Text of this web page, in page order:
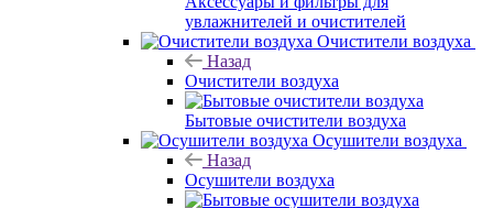
увлажнителей и очистителей
Очистители воздуха
Назад
Очистители воздуха
Бытовые очистители воздуха
Осушители воздуха
Назад
Осушители воздуха